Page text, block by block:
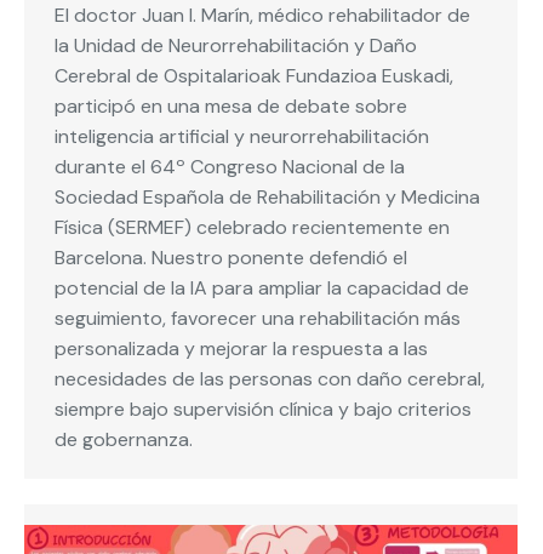
El doctor Juan I. Marín, médico rehabilitador de
la Unidad de Neurorrehabilitación y Daño
Cerebral de Ospitalarioak Fundazioa Euskadi,
participó en una mesa de debate sobre
inteligencia artificial y neurorrehabilitación
durante el 64º Congreso Nacional de la
Sociedad Española de Rehabilitación y Medicina
Física (SERMEF) celebrado recientemente en
Barcelona. Nuestro ponente defendió el
potencial de la IA para ampliar la capacidad de
seguimiento, favorecer una rehabilitación más
personalizada y mejorar la respuesta a las
necesidades de las personas con daño cerebral,
siempre bajo supervisión clínica y bajo criterios
de gobernanza.